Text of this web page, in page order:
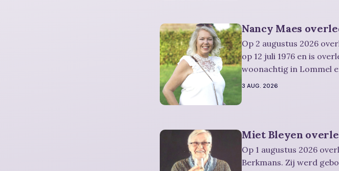
Nancy Maes
Op 2 augustus 2026
op 12 juli 1976 en is
woonachtig in Lommel en werd 50 jaar.
afscheidsplechtigheid vindt plaats
3 AUG. 2026
Miet Bleyen
Op 1 augustus 2026
Berkmans. Zij werd